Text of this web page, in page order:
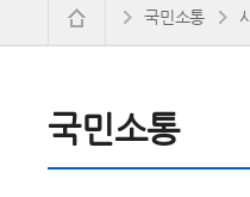
국민소통
국민소통